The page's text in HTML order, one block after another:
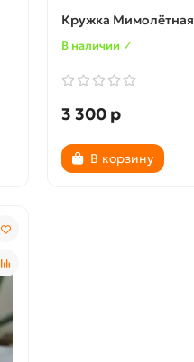
Кружка Мимолётная
В наличии ✓
3 300 р
В корзину